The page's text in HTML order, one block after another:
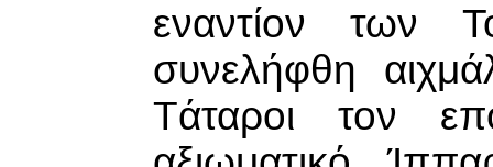
εναντίον των
συνελήφθη
Τάταροι τον